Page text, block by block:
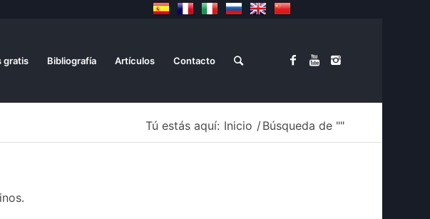
gratis Bibliografía Artículos Contacto
Tú estás aquí: Inicio / Búsqueda de ""